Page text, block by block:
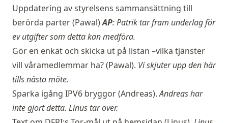
Uppdatering av styrelsens sammansättning till
berörda parter (Pawal)AP: Patrik tar fram underlag för
ev utgifter som detta kan medföra.
Gör en enkät och skicka ut på listan –vilka tjänster
vill våramedlemmar ha? (Pawal). Vi skjuter upp den här
tills nästa möte.
Sparka igång IPV6 bryggor (Andreas).Andreas har
inte gjort detta. Linus tar över.